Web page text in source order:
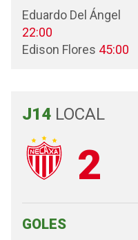
Eduardo Del Ángel
22:00
Edison Flores 45:00
J14 LOCAL
2
GOLES